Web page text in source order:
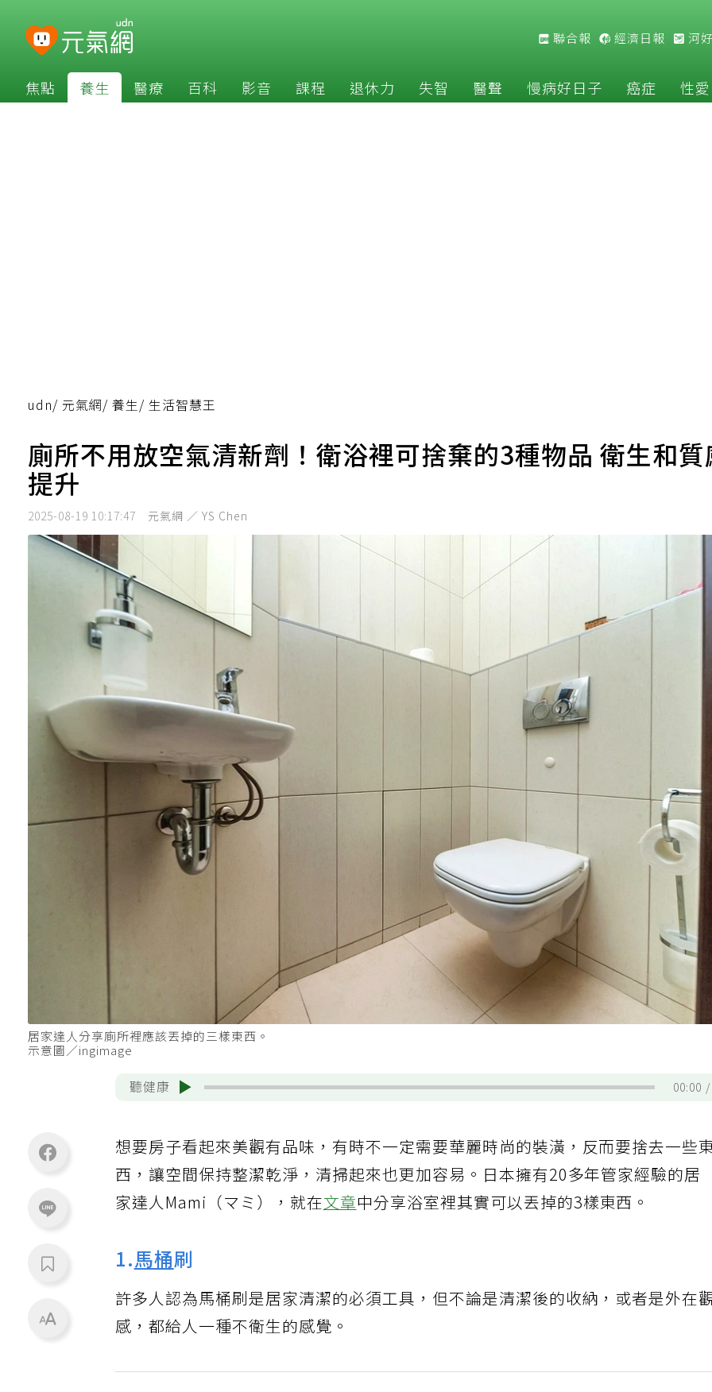
聯合報 經濟日報 河
焦點 養生 醫療 百科 影音 課程 退休力 失智 醫聲 慢病好日子 癌症 性愛
udn/ 元氣網/ 養生/ 生活智慧王
廁所不用放空氣清新劑！衛浴裡可捨棄的3種物品 衛生和
提升
2025-08-19 10:17:47 元氣網 ／ YS Chen
居家達人分享廁所裡應該丟掉的三樣東西。
示意圖／ingimage
聽健康 00:00
想要房子看起來美觀有品味，有時不一定需要華麗時尚的裝潢，反而要捨去一些
西，讓空間保持整潔乾淨，清掃起來也更加容易。日本擁有20多年管家經驗的居
家達人Mami（マミ），就在文章中分享浴室裡其實可以丟掉的3樣東西。
1.馬桶刷
許多人認為馬桶刷是居家清潔的必須工具，但不論是清潔後的收納，或者是外在
感，都給人一種不衛生的感覺。